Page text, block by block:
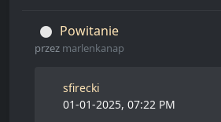
Powitanie
przez marlenkanap
sfirecki
01-01-2025, 07:22 PM